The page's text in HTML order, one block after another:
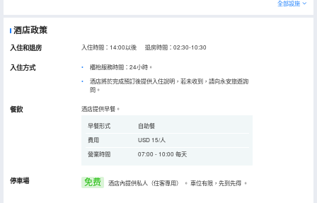
全部設施
酒店政策
入住和退房 入住時間：14:00以後 退房時間：02:30-10:30
入住方式
櫃枱服務時間：24小時。
酒店將於完成預訂後提供入住說明，若未收到，請向永安旅遊詢
問。
餐飲 酒店提供早餐。
早餐形式
自助餐
費用
USD 15/人
營業時間
07:00 - 10:00 每天
停車場 免费 酒店內提供私人（住客專用） 。 車位有限，先到先得 。